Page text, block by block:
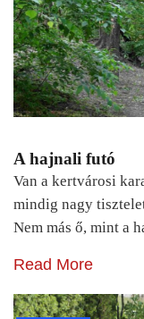
A hajnali futó
Van a kertvárosi
mindig nagy
Nem más ő, mint a
Read More